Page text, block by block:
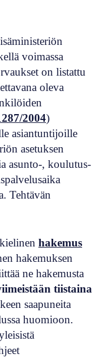
voimassa
on listattu
oleva
2004)
asiantuntijoille
asetuksen
asunto-, koulutus-
Tehtävän
hakemus
hakemuksen
ne hakemusta
tiistaina
saapuneita
huomioon.